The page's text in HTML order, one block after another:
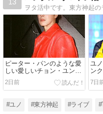
ピーター・パンのような愛
しい愛しいチョン・ユンホ
さま。
2日前
ユ
ン
とう
7日
#ユノ #東方神起 #ライブ